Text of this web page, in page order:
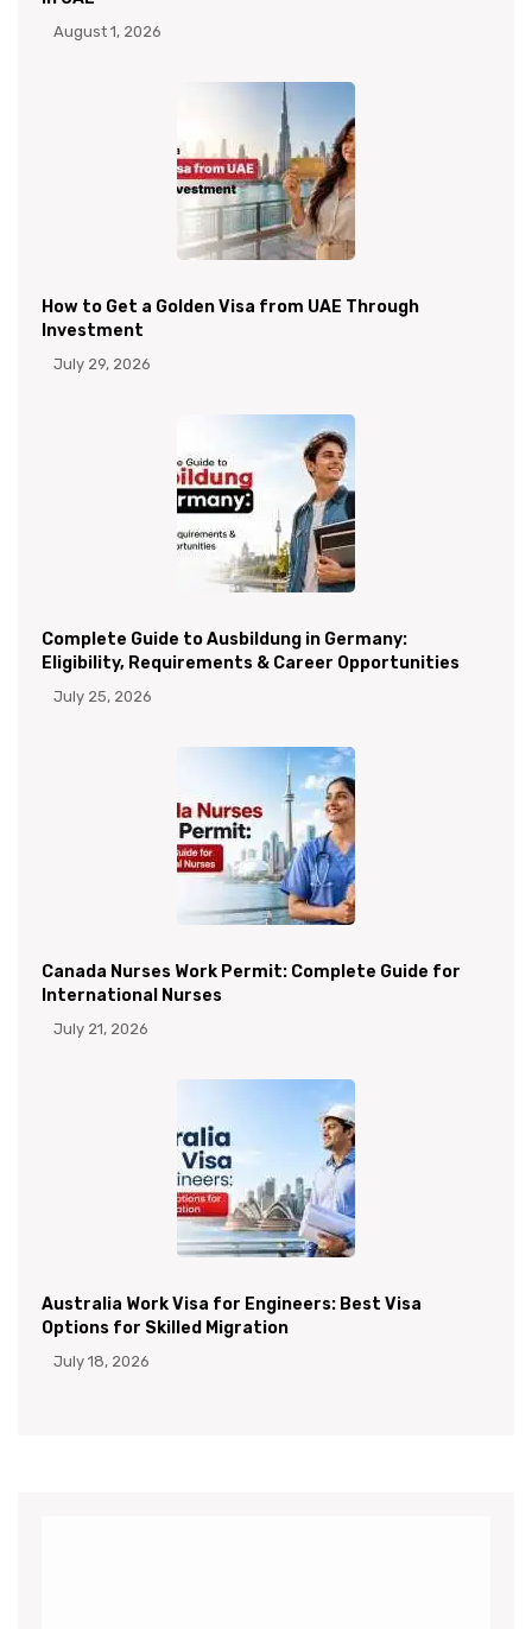
August 1, 2026
How to Get a Golden Visa from UAE Through
Investment
July 29, 2026
Complete Guide to Ausbildung in Germany:
Eligibility, Requirements & Career Opportunities
July 25, 2026
Canada Nurses Work Permit: Complete Guide for
International Nurses
July 21, 2026
Australia Work Visa for Engineers: Best Visa
Options for Skilled Migration
July 18, 2026